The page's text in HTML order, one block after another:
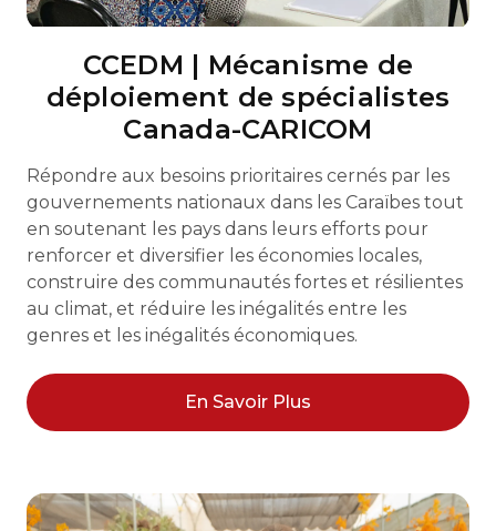
CCEDM | Mécanisme de
déploiement de spécialistes
Canada-CARICOM
Répondre aux besoins prioritaires cernés par les
gouvernements nationaux dans les Caraïbes tout
en soutenant les pays dans leurs efforts pour
renforcer et diversifier les économies locales,
construire des communautés fortes et résilientes
au climat, et réduire les inégalités entre les
genres et les inégalités économiques.
En Savoir Plus